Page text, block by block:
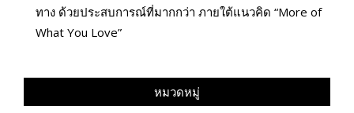
ทาง ด้วยประสบการณ์ที่มากกว่า ภายใต้แนวคิด “More of
What You Love”
หมวดหมู่